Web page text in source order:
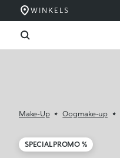
WINKELS
Make-Up Oogmake-up
SPECIAL PROMO %